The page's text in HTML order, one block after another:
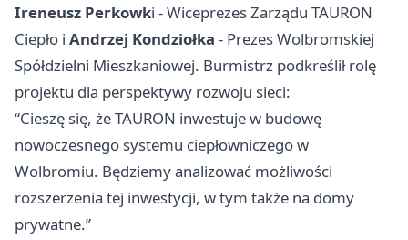
Ireneusz Perkowki - Wiceprezes Zarządu TAURON
Ciepło i Andrzej Kondziołka - Prezes Wolbromskiej
Spółdzielni Mieszkaniowej. Burmistrz podkreślił rolę
projektu dla perspektywy rozwoju sieci:
“Cieszę się, że TAURON inwestuje w budowę
nowoczesnego systemu ciepłowniczego w
Wolbromiu. Będziemy analizować możliwości
rozszerzenia tej inwestycji, w tym także na domy
prywatne.”